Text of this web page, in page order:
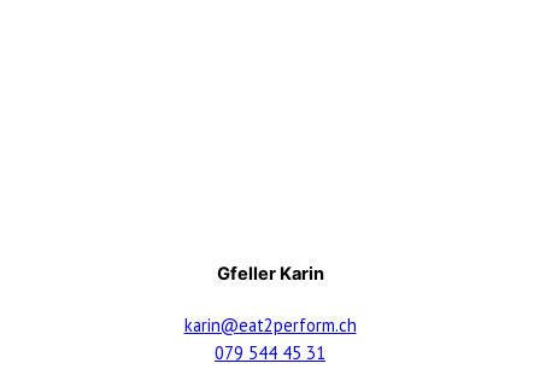
Gfeller Karin
karin@eat2perform.ch
079 544 45 31